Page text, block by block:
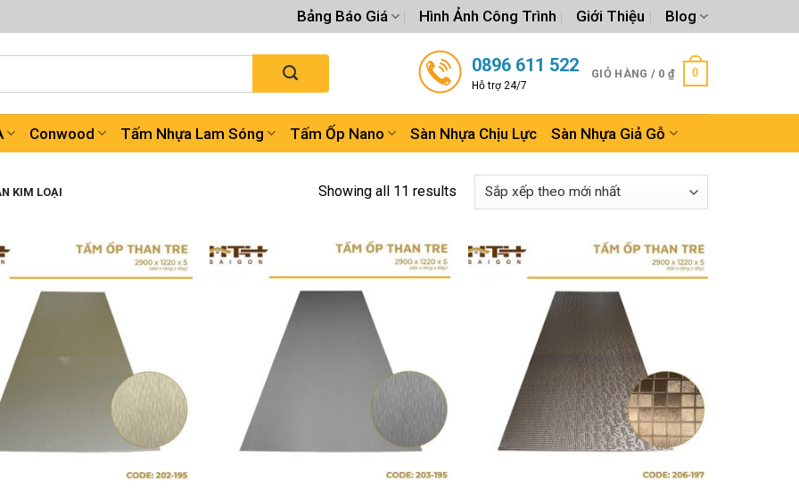
Bảng Báo Giá Hình Ảnh Công Trình Giới Thiệu Blog
0896 611 522
Hỗ trợ 24/7
GIỎ HÀNG / 0 ₫ 0
Conwood Tấm Nhựa Lam Sóng Tấm Ốp Nano Sàn Nhựa Chịu Lực Sàn Nhựa Giả Gỗ
KIM LOẠI Showing all 11 results